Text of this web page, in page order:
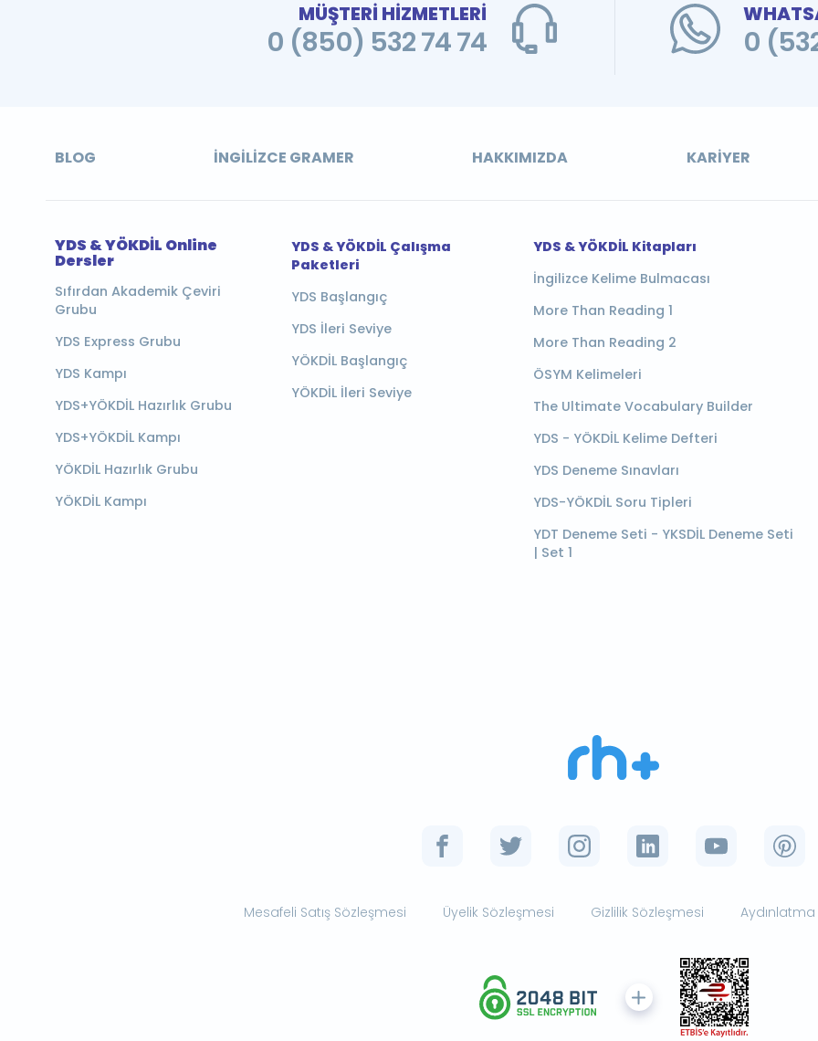
MÜŞTERİ HİZMETLERİ
0 (850) 532 74 74 0
BLOG İNGILIZCE GRAMER HAKKIMIZDA KARIYER
YDS & YÖKDİL Online
Dersler
Sıfırdan Akademik Çeviri
Grubu
YDS Express Grubu
YDS Kampı
YDS+YÖKDİL Hazırlık Grubu
YDS+YÖKDİL Kampı
YÖKDİL Hazırlık Grubu
YÖKDİL Kampı
YDS & YÖKDİL Çalışma
Paketleri
YDS Başlangıç
YDS İleri Seviye
YÖKDİL Başlangıç
YÖKDİL İleri Seviye
YDS & YÖKDİL Kitapları
İngilizce Kelime Bulmacası
More Than Reading 1
More Than Reading 2
ÖSYM Kelimeleri
The Ultimate Vocabulary Builder
YDS - YÖKDİL Kelime Defteri
YDS Deneme Sınavları
YDS-YÖKDİL Soru Tipleri
YDT Deneme Seti - YKSDİL Deneme Seti
| Set 1
Mesafeli Satış Sözleşmesi Üyelik Sözleşmesi Gizlilik Sözleşmesi